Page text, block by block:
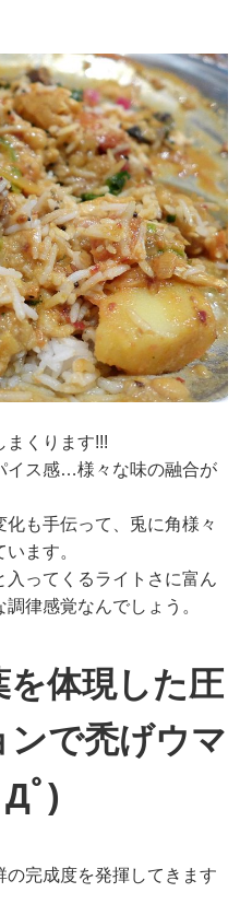
まくります!!!
イス感…様々な味の融合が
も手伝って、兎に角様々
ます。
入ってくるライトさに富ん
律感覚なんでしょう。
を体現した圧
で禿げウマ
ﾟ)
の完成度を発揮してきます